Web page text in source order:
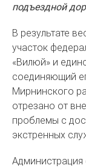
подъездной
В результате
участок
«Вилюй» и
соединяющий
Мирнинского
отрезано от
проблемы с
экстренных
Администрация